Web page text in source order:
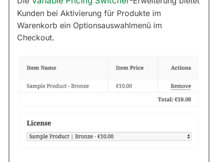
Kunden bei Aktivierung für Produkte im
Warenkorb ein Optionsauswahlmenü im
Checkout.